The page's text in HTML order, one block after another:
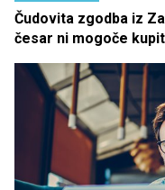
Čudovita zgodba iz
česar ni mogoče